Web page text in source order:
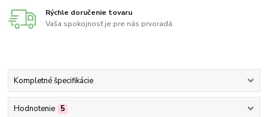
Rýchle doručenie tovaru
Vaša spokojnosť je pre nás prvoradá
Kompletné špecifikácie
Hodnotenie 5